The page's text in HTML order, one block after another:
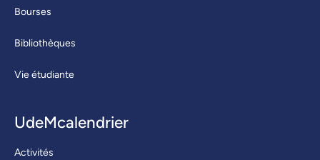
Bourses
Bibliothèques
Vie étudiante
UdeMcalendrier
Activités